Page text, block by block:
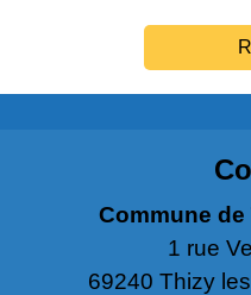
Commune
1 rue
69240 Thizy